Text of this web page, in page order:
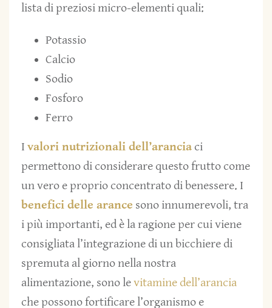
lista di preziosi micro-elementi quali:
Potassio
Calcio
Sodio
Fosforo
Ferro
I valori nutrizionali dell’aranciaci
permettono di considerare questo frutto come
un vero e proprio concentrato di benessere. I
benefici delle arance sono innumerevoli, tra
i più importanti, ed è la ragione per cui viene
consigliata l’integrazione di un bicchiere di
spremuta al giorno nella nostra
alimentazione, sono levitamine dell’arancia
che possono fortificare l’organismo e